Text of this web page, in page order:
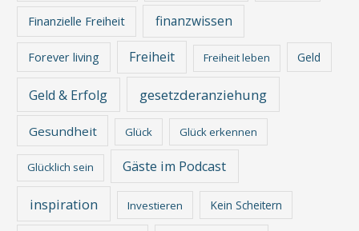
Finanzielle Freiheit finanzwissen
Forever living Freiheit Freiheit leben Geld
Geld & Erfolg gesetzderanziehung
Gesundheit Glück Glück erkennen
Glücklich sein Gäste im Podcast
inspiration Investieren Kein Scheitern